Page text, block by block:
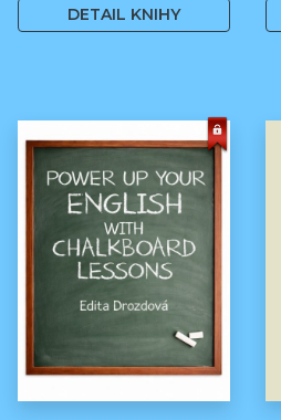
DETAIL KNIHY